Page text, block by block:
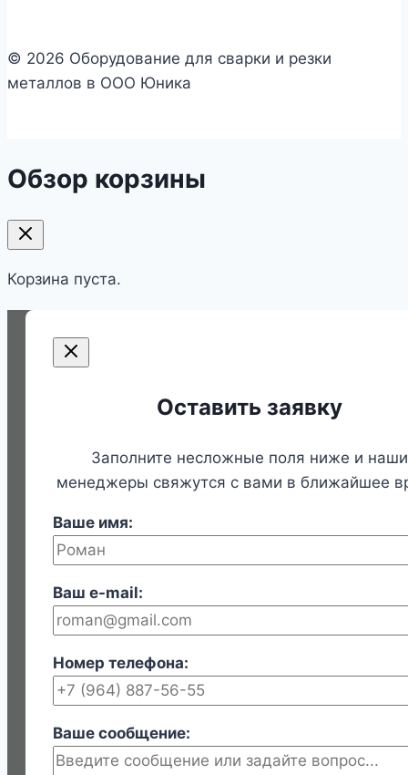
© 2026 Оборудование для сварки и резки
металлов в ООО Юника
Обзор корзины
Корзина пуста.
Оставить заявку
Заполните несложные поля ниже и наши
менеджеры свяжутся с вами в ближайшее
Ваше имя:
Ваш e-mail:
Номер телефона:
Ваше сообщение: